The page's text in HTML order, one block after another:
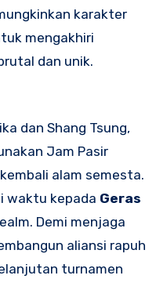
karakter
mengakhiri
dan unik.
dan Shang Tsung,
Jam Pasir
alam semesta.
waktu kepada Geras
Demi menjaga
aliansi rapuh
turnamen